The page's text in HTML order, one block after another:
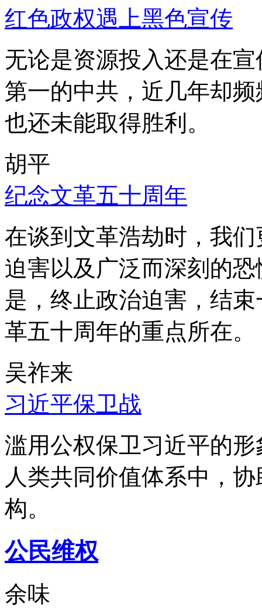
红色政权遇上黑色宣传
无论是资源投入还是在
第一的中共，近几年却
也还未能取得胜利。
胡平
纪念文革五十周年
在谈到文革浩劫时，我
迫害以及广泛而深刻的
是，终止政治迫害，结
革五十周年的重点所在。
吴祚来
习近平保卫战
滥用公权保卫习近平的
人类共同价值体系中，
构。
公民维权
余味